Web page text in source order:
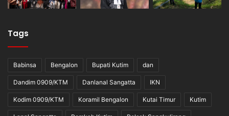
Tags
Babinsa Bengalon Bupati Kutim dan
Dandim 0909/KTM Danlanal Sangatta IKN
Kodim 0909/KTM Koramil Bengalon Kutai Timur Kutim